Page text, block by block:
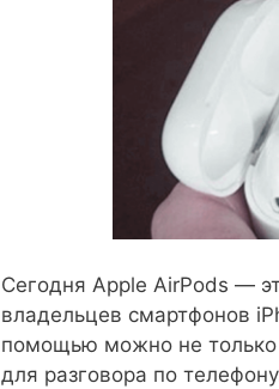
Сегодня Apple AirPods —
владельцев смартфонов
помощью можно не только
для разговора по